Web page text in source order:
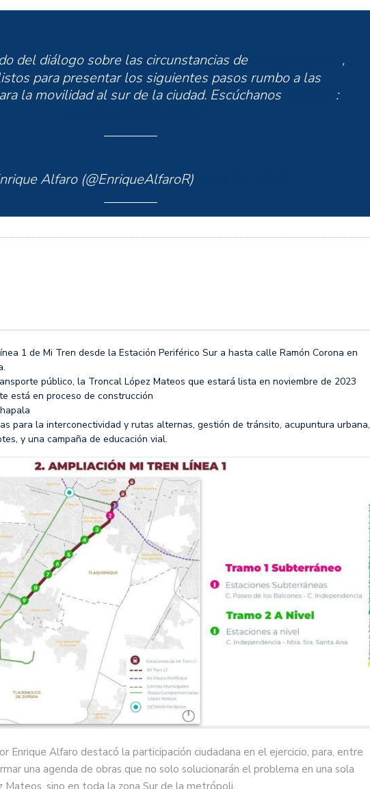
del diálogo sobre las circunstancias de
,
para presentar los siguientes pasos rumbo a las
la movilidad al sur de la ciudad. Escúchanos
:
Alfaro (@EnriqueAlfaroR)
1 de Mi Tren desde la Estación Periférico Sur a hasta calle Ramón Corona en
público, la Troncal López Mateos que estará lista en noviembre de 2023
está en proceso de construcción
para la interconectividad y rutas alternas, gestión de tránsito, acupuntura urbana,
y una campaña de educación vial.
Enrique Alfaro destacó la participación ciudadana en el ejercicio, para, entre
una agenda de obras que no solo solucionarán el problema en una sola